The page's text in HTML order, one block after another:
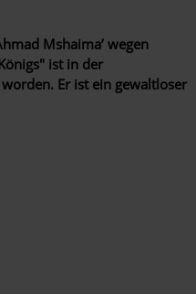
Mshaima’ wegen
ist in der
Er ist ein gewaltloser